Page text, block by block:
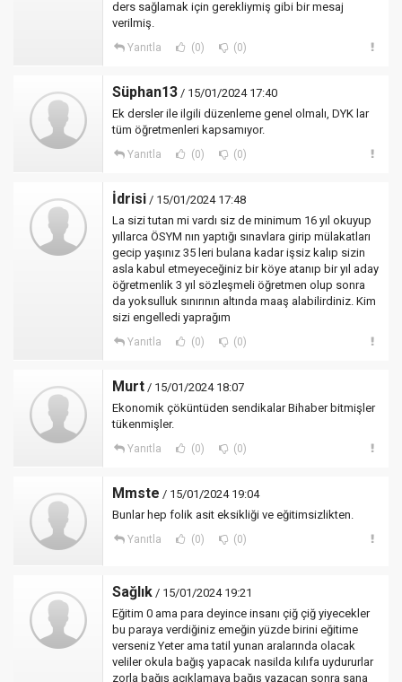
ders sağlamak için gerekliymiş gibi bir mesaj
verilmiş.
Yanıtla (0) (0)
Süphan13 / 15/01/2024 17:40
Ek dersler ile ilgili düzenleme genel olmalı, DYK lar
tüm öğretmenleri kapsamıyor.
Yanıtla (0) (0)
İdrisi / 15/01/2024 17:48
La sizi tutan mi vardı siz de minimum 16 yıl okuyup
yıllarca ÖSYM nın yaptığı sınavlara girip mülakatları
gecip yaşınız 35 leri bulana kadar işsiz kalıp sizin
asla kabul etmeyeceğiniz bir köye atanıp bir yıl aday
öğretmenlik 3 yıl sözleşmeli öğretmen olup sonra
da yoksulluk sınırının altında maaş alabilirdiniz. Kim
sizi engelledi yaprağım
Yanıtla (0) (0)
Murt / 15/01/2024 18:07
Ekonomik çöküntüden sendikalar Bihaber bitmişler
tükenmişler.
Yanıtla (0) (0)
Mmste / 15/01/2024 19:04
Bunlar hep folik asit eksikliği ve eğitimsizlikten.
Yanıtla (0) (0)
Sağlık / 15/01/2024 19:21
Eğitim 0 ama para deyince insanı çiğ çiğ yiyecekler
bu paraya verdiğiniz emeğin yüzde birini eğitime
verseniz Yeter ama tatil yunan aralarında olacak
veliler okula bağış yapacak nasilda kılıfa uydururlar
zorla bağış açıklamaya bağış yazacan sonra sana